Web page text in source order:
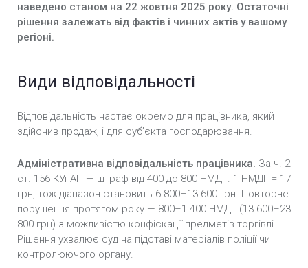
наведено станом на 22 жовтня 2025 року. Остаточні
рішення залежать від фактів і чинних актів у вашому
регіоні.
Види відповідальності
Відповідальність настає окремо для працівника, який
здійснив продаж, і для суб’єкта господарювання.
Адміністративна відповідальність працівника. За ч. 2
ст. 156 КУпАП — штраф від 400 до 800 НМДГ. 1 НМДГ = 17
грн, тож діапазон становить 6 800–13 600 грн. Повторне
порушення протягом року — 800–1 400 НМДГ (13 600–23
800 грн) з можливістю конфіскації предметів торгівлі.
Рішення ухвалює суд на підставі матеріалів поліції чи
контролюючого органу.